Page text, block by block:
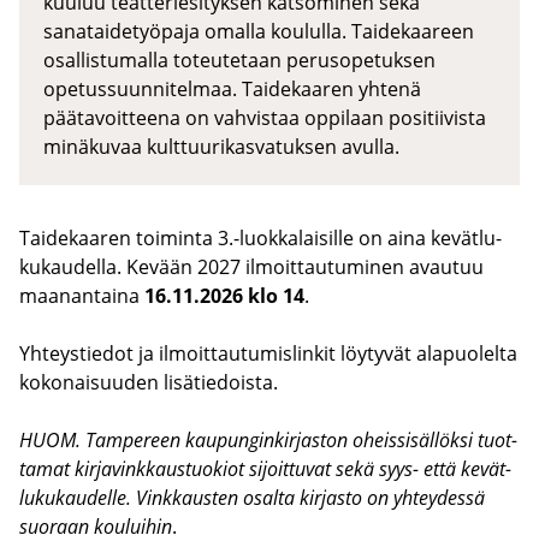
sanataidetyöpaja omalla koululla. Taidekaareen
osallistumalla toteutetaan perusopetuksen
opetussuunnitelmaa. Taidekaaren yhtenä
päätavoitteena on vahvistaa oppilaan positiivista
minäkuvaa kulttuurikasvatuksen avulla.
Tai­de­kaa­ren toi­min­ta 3.-​luokkalaisille on aina ke­vät­lu­
ku­kau­del­la. Ke­vään 2027 il­moit­tau­tu­mi­nen avau­tuu
maa­nan­tai­na 16.11.2026 klo 14.
Yh­teys­tie­dot ja il­moit­tau­tu­mis­lin­kit löy­ty­vät ala­puo­lel­ta
ko­ko­nai­suu­den li­sä­tie­dois­ta.
HUOM. Tam­pe­reen kau­pun­gin­kir­jas­ton oheis­si­säl­lök­si tuot­
ta­mat kir­ja­vink­kaus­tuo­kiot si­joit­tu­vat sekä syys- että ke­vät­
lu­ku­kau­del­le. Vink­kaus­ten osal­ta kir­jas­to on yh­tey­des­sä
suo­raan kou­lui­hin.